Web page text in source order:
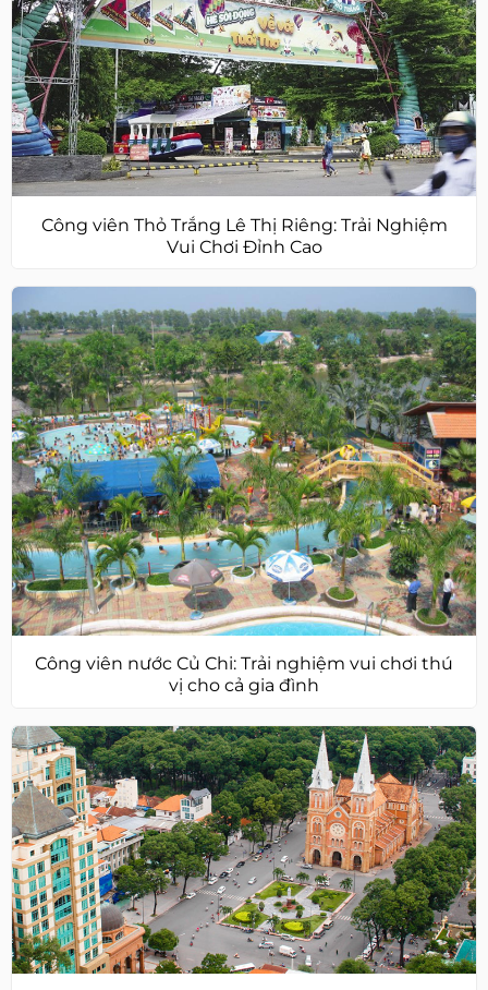
Công viên Thỏ Trắng Lê Thị Riêng: Trải Nghiệm
Vui Chơi Đỉnh Cao
Công viên nước Củ Chi: Trải nghiệm vui chơi thú
vị cho cả gia đình